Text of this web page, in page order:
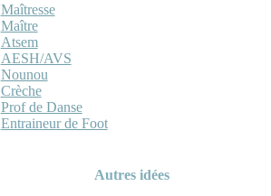
Maîtresse
Maître
Atsem
AESH/AVS
Nounou
Crèche
Prof de Danse
Entraineur de Foot
Autres idées